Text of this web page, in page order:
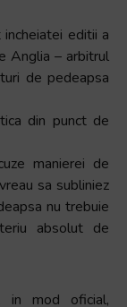
editii a
Anglia – arbitrul
de pedeapsa
din punct de
manierei de
sa subliniez
nu trebuie
absolut de
in mod oficial,